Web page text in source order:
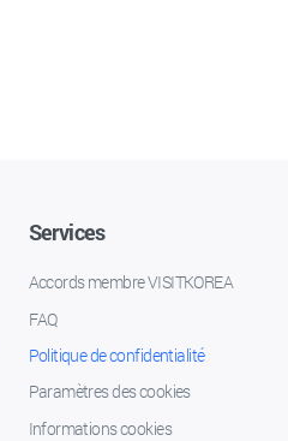
Services
Accords membre VISITKOREA
FAQ
Politique de confidentialité
Paramètres des cookies
Informations cookies